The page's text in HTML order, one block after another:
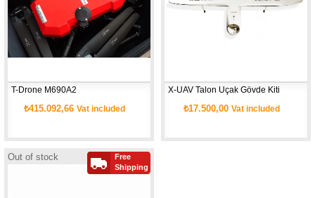
T-Drone M690A2
₺415.092,66Vat included
X-UAV Talon Uçak Gövde Kiti
₺17.500,00 Vat included
Out of stock
Free
Shipping